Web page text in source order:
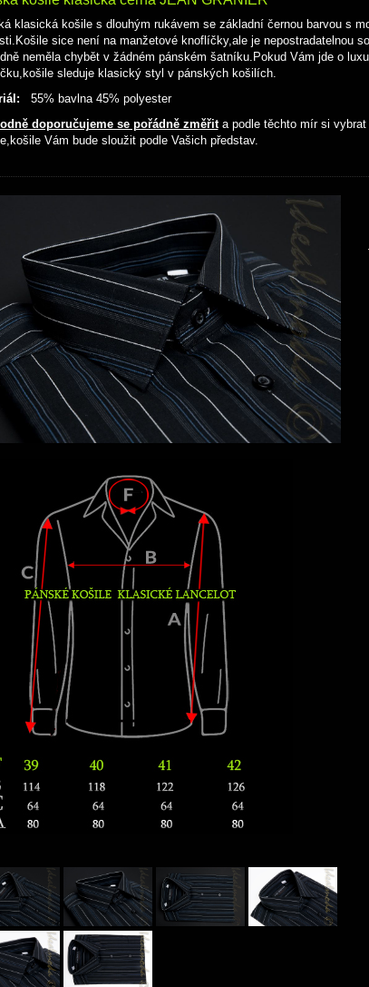
klasická košile s dlouhým rukávem se základní černou barvou s
sice není na manžetové knoflíčky,ale je nepostradatelnou
neměla chybět v žádném pánském šatníku.Pokud Vám jde o
sleduje klasický styl v pánských košilích.
55% bavlna 45% polyester
doporučujeme se pořádně změřita podle těchto mír si
Vám bude sloužit podle Vašich představ.